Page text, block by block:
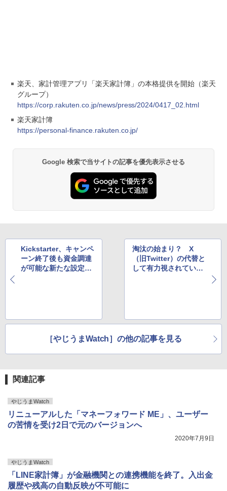
楽天、家計管理アプリ「楽天家計簿」の本格提供を開始（楽天
グループ）
https://corp.rakuten.co.jp/news/press/2024/0417_02.html
楽天家計簿
https://personal-finance.rakuten.co.jp/
Google 検索で当サイトの記事を優先表示させる
Kickstarter、キャンペ
ーン終了後も資金調達
が可能な新たな設定を
淘汰の始まり？ X
（旧Twitter）の代替と
して有力視されていた
［やじうまWatch］の他の記事を見る
関連記事
やじうまWatch
リニューアルした「マネーフォワード ME」、ユーザー
の苦情を受け2日で元のバージョンへ
2020年7月9日
やじうまWatch
「LINE家計簿」が金融機関との連携機能を終了。入出金
履歴や残高の自動反映が不可能に